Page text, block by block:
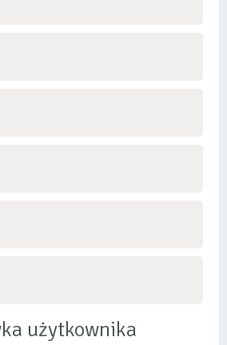
użytkownika